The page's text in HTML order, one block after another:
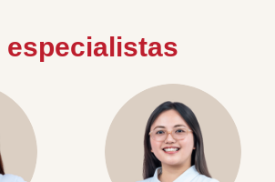
especialistas